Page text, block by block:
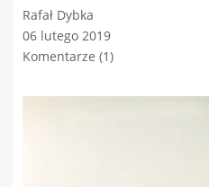
Rafał Dybka
06 lutego 2019
Komentarze (1)